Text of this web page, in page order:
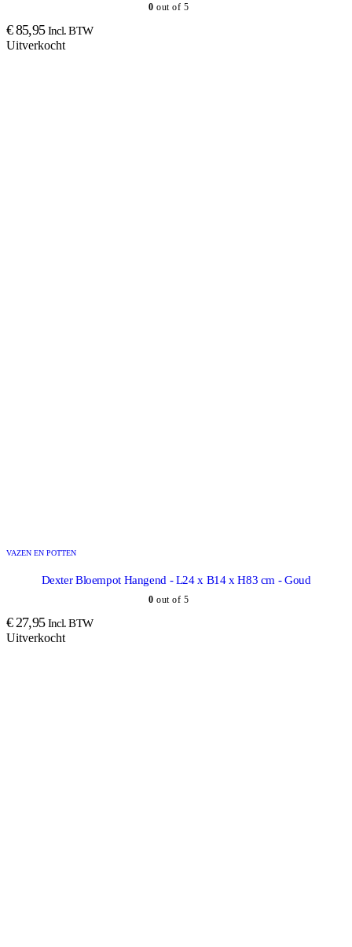
0 out of 5
€85,95 Incl. BTW
Uitverkocht
VAZEN EN POTTEN
Dexter Bloempot Hangend - L24 x B14 x H83 cm - Goud
0 out of 5
€27,95 Incl. BTW
Uitverkocht